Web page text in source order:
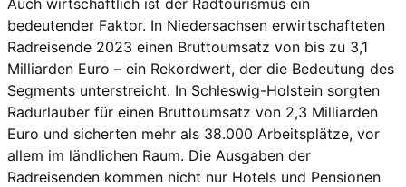
bedeutender Faktor. In Niedersachsen erwirtschafteten
Radreisende 2023 einen Bruttoumsatz von bis zu 3,1
Milliarden Euro – ein Rekordwert, der die Bedeutung des
Segments unterstreicht. In Schleswig-Holstein sorgten
Radurlauber für einen Bruttoumsatz von 2,3 Milliarden
Euro und sicherten mehr als 38.000 Arbeitsplätze, vor
allem im ländlichen Raum. Die Ausgaben der
Radreisenden kommen nicht nur Hotels und Pensionen